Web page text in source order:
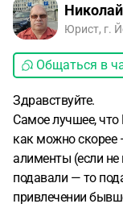
Юрист, г.
Общаться в
Здравствуйте.
Самое лучшее,
как можно скорее
алименты (если
подавали — то
привлечении